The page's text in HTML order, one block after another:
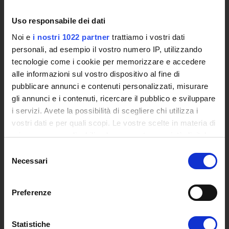
Uso responsabile dei dati
Noi e i nostri 1022 partner trattiamo i vostri dati
personali, ad esempio il vostro numero IP, utilizzando
tecnologie come i cookie per memorizzare e accedere
alle informazioni sul vostro dispositivo al fine di
pubblicare annunci e contenuti personalizzati, misurare
gli annunci e i contenuti, ricercare il pubblico e sviluppare
i servizi. Avete la possibilità di scegliere chi utilizza i
vostri dati e per quali scopi. Le vostre scelte in materia di
privacy sono applicabili solo su questa proprietà digitale
modificare o revocare il proprio consenso in qualsiasi
momento dalla Dichiarazione sui cookie o facendo clic
raccogliere informazioni sulla tua posizione
delNecessari
Preferenze
Statistiche
L'infrastruttura di e-Learning
Eventi
Siti Istituzionali e Progetti Interuniversitari
Accesso alla Banca Dati di Segreteria Online
Posta Elettronica Certificata - PEC
Bacheca del Rettore
DIDATTICA
Corsi di Laurea
Percorsi abilitanti di formazione iniziale degli insegnanti
Certificazioni e Alta Formazione Professionale